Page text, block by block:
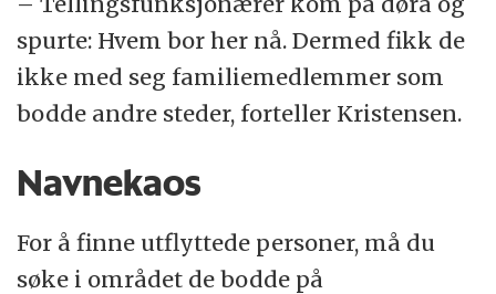
spurte: Hvem bor her nå. Dermed fikk de
ikke med seg familiemedlemmer som
bodde andre steder, forteller Kristensen.
Navnekaos
For å finne utflyttede personer, må du
søke i området de bodde på